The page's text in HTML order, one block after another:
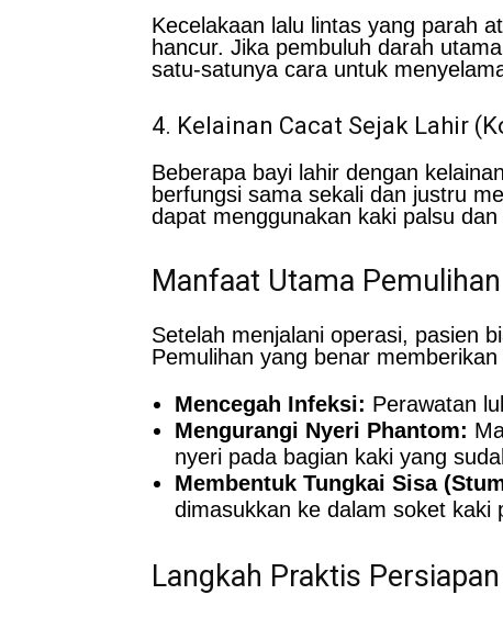
Kecelakaan lalu lintas yang parah
hancur. Jika pembuluh darah
satu-satunya cara untuk
4. Kelainan Cacat Sejak Lahir
Beberapa bayi lahir dengan
berfungsi sama sekali dan justru
dapat menggunakan kaki palsu
Manfaat Utama
Setelah menjalani operasi, pasien
Pemulihan yang benar
Mencegah Infeksi: Perawatan
Mengurangi Nyeri Phantom:
nyeri pada bagian kaki yang
Membentuk Tungkai Sisa
dimasukkan ke dalam soket kaki
Langkah Praktis